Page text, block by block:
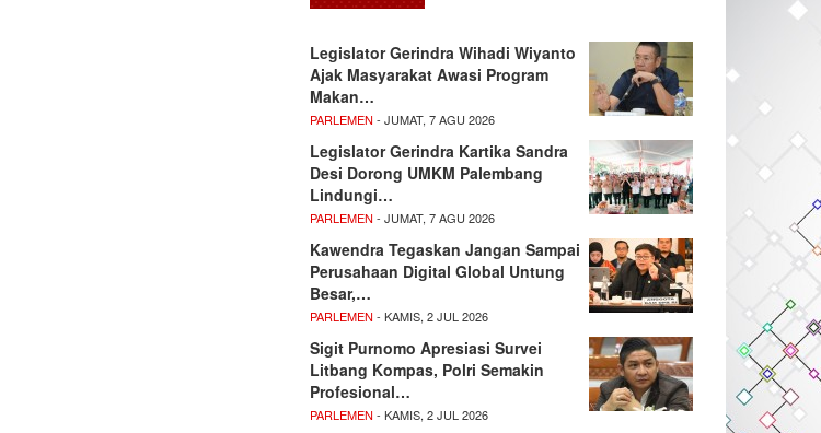
Legislator Gerindra Wihadi Wiyanto
Ajak Masyarakat Awasi Program
Makan…
PARLEMEN - JUMAT, 7 AGU 2026
Legislator Gerindra Kartika Sandra
Desi Dorong UMKM Palembang
Lindungi…
PARLEMEN - JUMAT, 7 AGU 2026
Kawendra Tegaskan Jangan Sampai
Perusahaan Digital Global Untung
Besar,…
PARLEMEN - KAMIS, 2 JUL 2026
Sigit Purnomo Apresiasi Survei
Litbang Kompas, Polri Semakin
Profesional…
PARLEMEN - KAMIS, 2 JUL 2026